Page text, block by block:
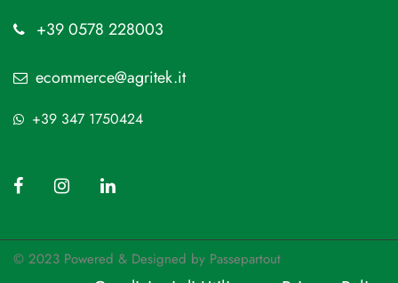
+39 0578 228003
ecommerce@agritek.it
+39 347 1750424
© 2023 Powered & Designed by Passepartout